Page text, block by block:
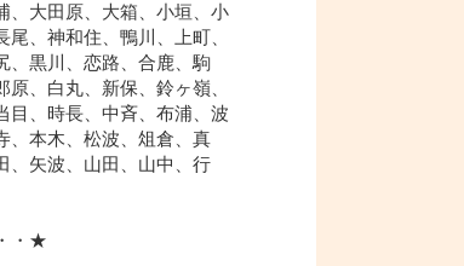
、大田原、大箱、小垣、小
、神和住、鴨川、上町、
、黒川、恋路、合鹿、駒
、白丸、新保、鈴ヶ嶺、
目、時長、中斉、布浦、波
、本木、松波、俎倉、真
、矢波、山田、山中、行
・★